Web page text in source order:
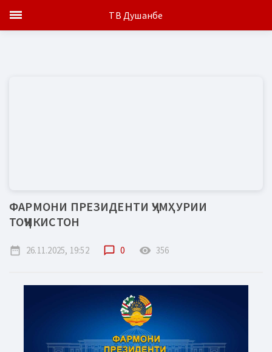
ФАРМОНИ ПРЕЗИДЕНТИ ҶУМҲУРИИ
ТОҶИКИСТОН
date_range 26.11.2025, 19:52 chat_bubble_outline 0 remove_red_eye 356
ТВ Душанбе